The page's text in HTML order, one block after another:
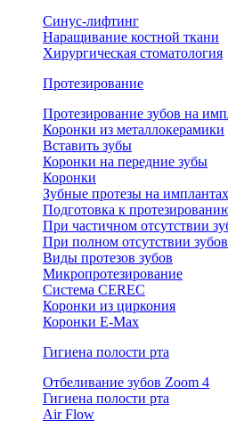
Синус-лифтинг
Наращивание костной ткани
Хирургическая стоматология
Протезирование
Протезирование зубов на
Коронки из металлокерамики
Вставить зубы
Коронки на передние зубы
Коронки
Зубные протезы на имплантах
Подготовка к
При частичном отсутствии
При полном отсутствии зубов
Виды протезов зубов
Микропротезирование
Система CEREC
Коронки из циркония
Коронки E-Max
Гигиена полости рта
Отбеливание зубов Zoom 4
Гигиена полости рта
Air Flow